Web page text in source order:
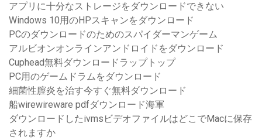
アプリに十分なストレージをダウンロードできない
Windows 10用のHPスキャンをダウンロード
PCのダウンロードのためのスパイダーマンゲーム
アルビオンオンラインアンドロイドをダウンロード
Cuphead無料ダウンロードラップトップ
PC用のゲームドラムをダウンロード
細菌性膣炎を治す今すぐ無料ダウンロード
船wirewireware pdfダウンロード海軍
ダウンロードしたivmsビデオファイルはどこでMacに保存
されますか